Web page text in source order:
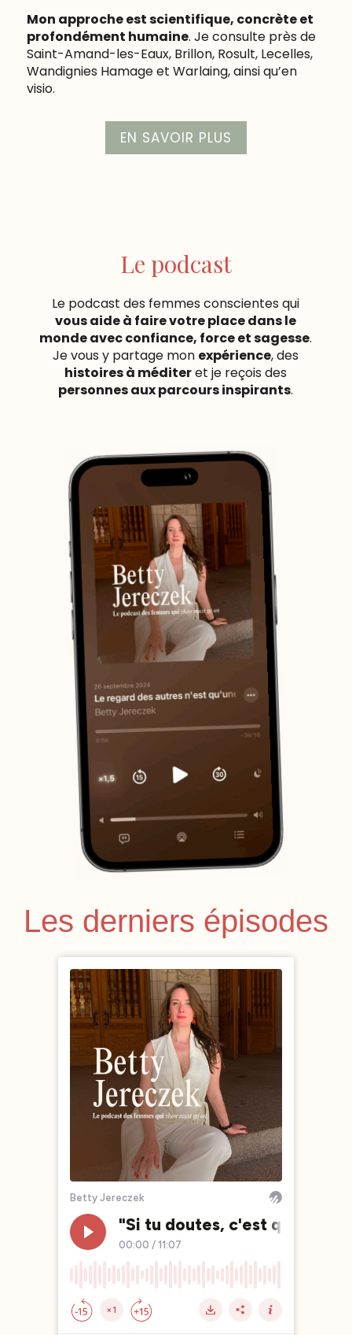
Mon approche est scientifique, concrète et
profondément humaine. Je consulte près de
Saint-Amand-les-Eaux, Brillon, Rosult, Lecelles,
Wandignies Hamage et Warlaing, ainsi qu’en
visio.
EN SAVOIR PLUS
Le podcast
Le podcast des femmes conscientes qui
vous aide à faire votre place dans le
monde avec confiance, force et sagesse.
Je vous y partage mon expérience, des
histoires à méditeret je reçois des
personnes aux parcours inspirants.
Les derniers épisodes